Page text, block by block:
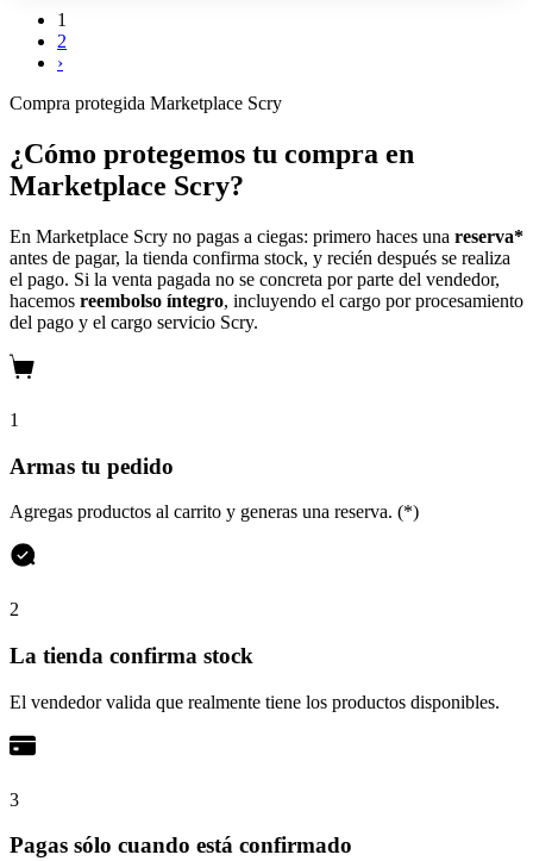
1
2
›
Compra protegida Marketplace Scry
¿Cómo protegemos tu compra en
Marketplace Scry?
En Marketplace Scry no pagas a ciegas: primero haces una reserva*
antes de pagar, la tienda confirma stock, y recién después se realiza
el pago. Si la venta pagada no se concreta por parte del vendedor,
hacemos reembolso íntegro, incluyendo el cargo por procesamiento
del pago y el cargo servicio Scry.
1
Armas tu pedido
Agregas productos al carrito y generas una reserva. (*)
2
La tienda confirma stock
El vendedor valida que realmente tiene los productos disponibles.
3
Pagas sólo cuando está confirmado